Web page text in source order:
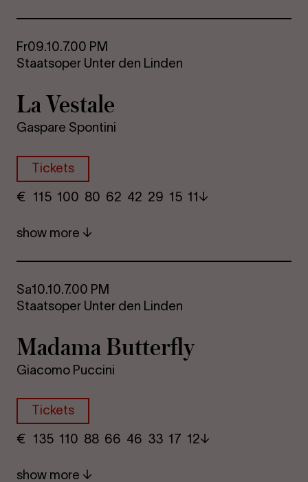
Fr09.10.7.00 PM
Staatsoper Unter den Linden
La Vestale
Gaspare Spontini
Tickets
€ ​ 115 100 80​ 62 42 29​ 15 11
show more
Sa10.10.7.00 PM
Staatsoper Unter den Linden
Madama But­ter­fly
Giacomo Puccini
Tickets
€ ​ 135 110 88​ 66 46 33​ 17 12
show more